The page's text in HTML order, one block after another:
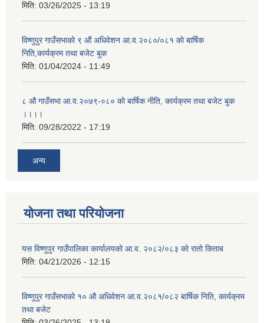
मिति: 03/26/2025 - 13:19
विष्णुपुर गाउँसभाको ९ औं अधिवेशन आ.व.२०८०/०८१ को बार्षिक
निति,कार्यक्रम तथा बजेट बुक
मिति: 01/04/2024 - 11:49
८ औ गाउँसभा आ.व.२०७९-०८० को बार्षिक नीति, कार्यक्रम तथा बजेट बुक
।।।।
मिति: 09/28/2022 - 17:19
अन्य
योजना तथा परियोजना
यस विष्णुपुर गाउँपालिका कार्यालयको आ.व. २०८२/०८३ को रातो किताब
मिति: 04/21/2026 - 12:15
विष्णुपुर गाउँसभाको १० औ अधिवेशन आ.व.२०८१/०८२ बार्षिक निति, कार्यक्रम
तथा बजेट